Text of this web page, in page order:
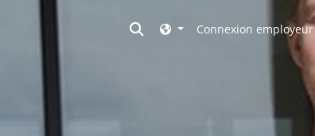
Connexion employeur